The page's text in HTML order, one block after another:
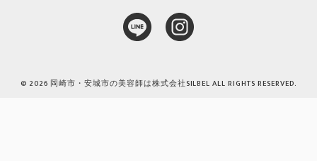
© 2026 岡崎市・安城市の美容師は株式会社SILBEL ALL RIGHTS RESERVED.